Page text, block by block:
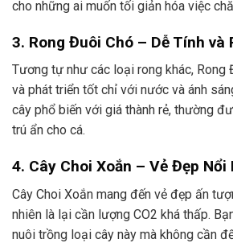
cho những ai muốn tối giản hóa việc
3. Rong Đuôi Chó – Dễ Tính và
Tương tự như các loại rong khác, Rong
và phát triển tốt chỉ với nước và ánh
cây phổ biến với giá thành rẻ, thường
trú ẩn cho cá.
4. Cây Choi Xoắn – Vẻ Đẹp Nổi
Cây Choi Xoắn mang đến vẻ đẹp ấn
nhiên là lại cần lượng CO2 khá thấp.
nuôi trồng loại cây này mà không cần